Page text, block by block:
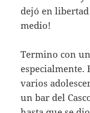
dejó en
medio!
Termino con
especialmente.
varios
un bar del